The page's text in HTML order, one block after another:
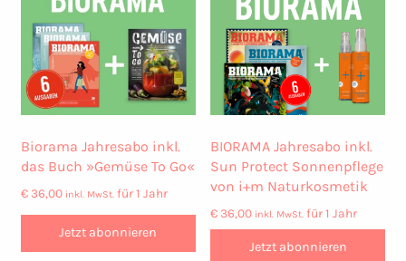
Biorama Jahresabo inkl.
das Buch »Gemüse To Go«
€36,00 inkl. MwSt. für 1 Jahr
Jetzt abonnieren
BIORAMA Jahresabo inkl.
Sun Protect Sonnenpflege
von i+m Naturkosmetik
€ 36,00 inkl. MwSt. für 1 Jahr
Jetzt abonnieren